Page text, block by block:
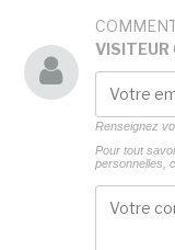
VISITEUR
Renseignez
Pour tout
personnelles,